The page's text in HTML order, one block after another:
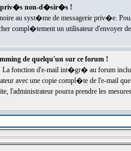
priv�s non-d�sir�s !
au syst�me de messagerie priv�e.
compl�tement un utilisateur d'envoyer
de quelqu'un sur ce forum !
fonction d'e-mail int�gr� au forum inclut
avec une copie compl�te de l'e-mail
l'administrateur pourra prendre les